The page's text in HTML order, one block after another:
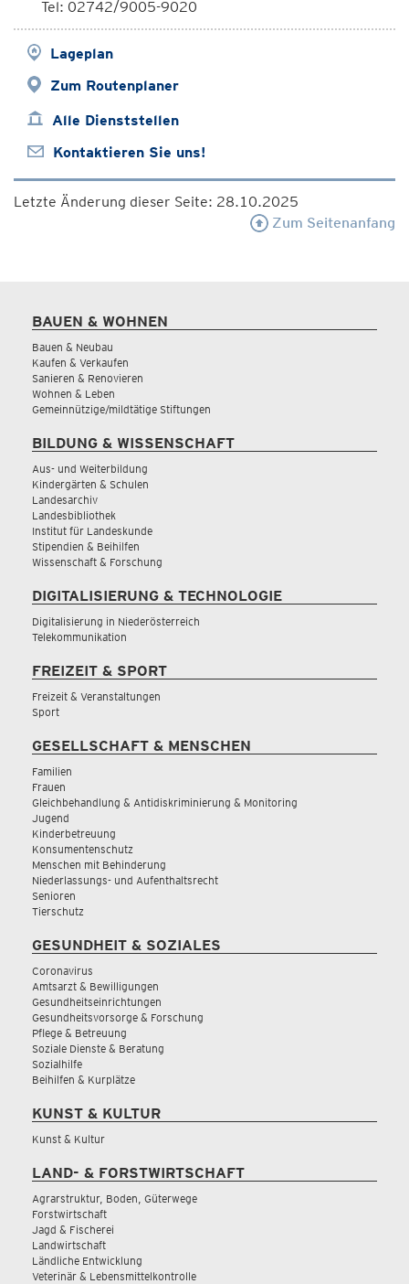
Tel: 02742/9005-9020
Lageplan
Zum Routenplaner
Alle Dienststellen
Kontaktieren Sie uns!
Letzte Änderung dieser Seite: 28.10.2025
Zum Seitenanfang
BAUEN & WOHNEN
Bauen & Neubau
Kaufen & Verkaufen
Sanieren & Renovieren
Wohnen & Leben
Gemeinnützige/mildtätige Stiftungen
BILDUNG & WISSENSCHAFT
Aus- und Weiterbildung
Kindergärten & Schulen
Landesarchiv
Landesbibliothek
Institut für Landeskunde
Stipendien & Beihilfen
Wissenschaft & Forschung
DIGITALISIERUNG & TECHNOLOGIE
Digitalisierung in Niederösterreich
Telekommunikation
FREIZEIT & SPORT
Freizeit & Veranstaltungen
Sport
GESELLSCHAFT & MENSCHEN
Familien
Frauen
Gleichbehandlung & Antidiskriminierung & Monitoring
Jugend
Kinderbetreuung
Konsumentenschutz
Menschen mit Behinderung
Niederlassungs- und Aufenthaltsrecht
Senioren
Tierschutz
GESUNDHEIT & SOZIALES
Coronavirus
Amtsarzt & Bewilligungen
Gesundheitseinrichtungen
Gesundheitsvorsorge & Forschung
Pflege & Betreuung
Soziale Dienste & Beratung
Sozialhilfe
Beihilfen & Kurplätze
KUNST & KULTUR
Kunst & Kultur
LAND- & FORSTWIRTSCHAFT
Agrarstruktur, Boden, Güterwege
Forstwirtschaft
Jagd & Fischerei
Landwirtschaft
Ländliche Entwicklung
Veterinär & Lebensmittelkontrolle